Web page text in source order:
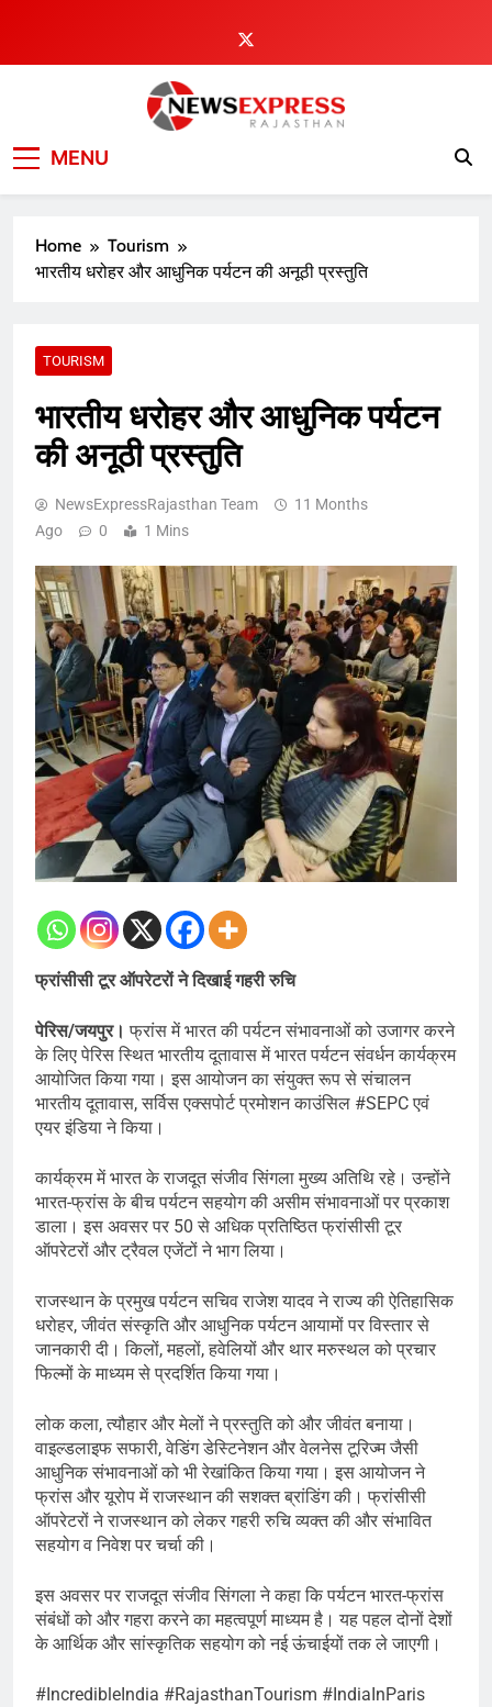
content
MENU
Home
Tourism
भारतीय धरोहर और आधुनिक पर्यटन की अनूठी प्रस्तुति
TOURISM
भारतीय धरोहर और आधुनिक पर्यटन
की अनूठी प्रस्तुति
NewsExpressRajasthan Team
11 Months
Ago
0 1 Mins
फ्रांसीसी टूर ऑपरेटरों ने दिखाई गहरी रुचि
पेरिस/जयपुर। फ्रांस में भारत की पर्यटन संभावनाओं को उजागर करने
के लिए पेरिस स्थित भारतीय दूतावास में भारत पर्यटन संवर्धन कार्यक्रम
आयोजित किया गया। इस आयोजन का संयुक्त रूप से संचालन
भारतीय दूतावास, सर्विस एक्सपोर्ट प्रमोशन काउंसिल #SEPC एवं
एयर इंडिया ने किया।
कार्यक्रम में भारत के राजदूत संजीव सिंगला मुख्य अतिथि रहे। उन्होंने
भारत-फ्रांस के बीच पर्यटन सहयोग की असीम संभावनाओं पर प्रकाश
डाला। इस अवसर पर 50 से अधिक प्रतिष्ठित फ्रांसीसी टूर
ऑपरेटरों और ट्रैवल एजेंटों ने भाग लिया।
राजस्थान के प्रमुख पर्यटन सचिव राजेश यादव ने राज्य की ऐतिहासिक
धरोहर, जीवंत संस्कृति और आधुनिक पर्यटन आयामों पर विस्तार से
जानकारी दी। किलों, महलों, हवेलियों और थार मरुस्थल को प्रचार
फिल्मों के माध्यम से प्रदर्शित किया गया।
लोक कला, त्यौहार और मेलों ने प्रस्तुति को और जीवंत बनाया।
वाइल्डलाइफ सफारी, वेडिंग डेस्टिनेशन और वेलनेस टूरिज्म जैसी
आधुनिक संभावनाओं को भी रेखांकित किया गया। इस आयोजन ने
फ्रांस और यूरोप में राजस्थान की सशक्त ब्रांडिंग की। फ्रांसीसी
ऑपरेटरों ने राजस्थान को लेकर गहरी रुचि व्यक्त की और संभावित
सहयोग व निवेश पर चर्चा की।
इस अवसर पर राजदूत संजीव सिंगला ने कहा कि पर्यटन भारत-फ्रांस
संबंधों को और गहरा करने का महत्वपूर्ण माध्यम है। यह पहल दोनों देशों
के आर्थिक और सांस्कृतिक सहयोग को नई ऊंचाईयों तक ले जाएगी।
#IncredibleIndia #RajasthanTourism #IndiaInParis